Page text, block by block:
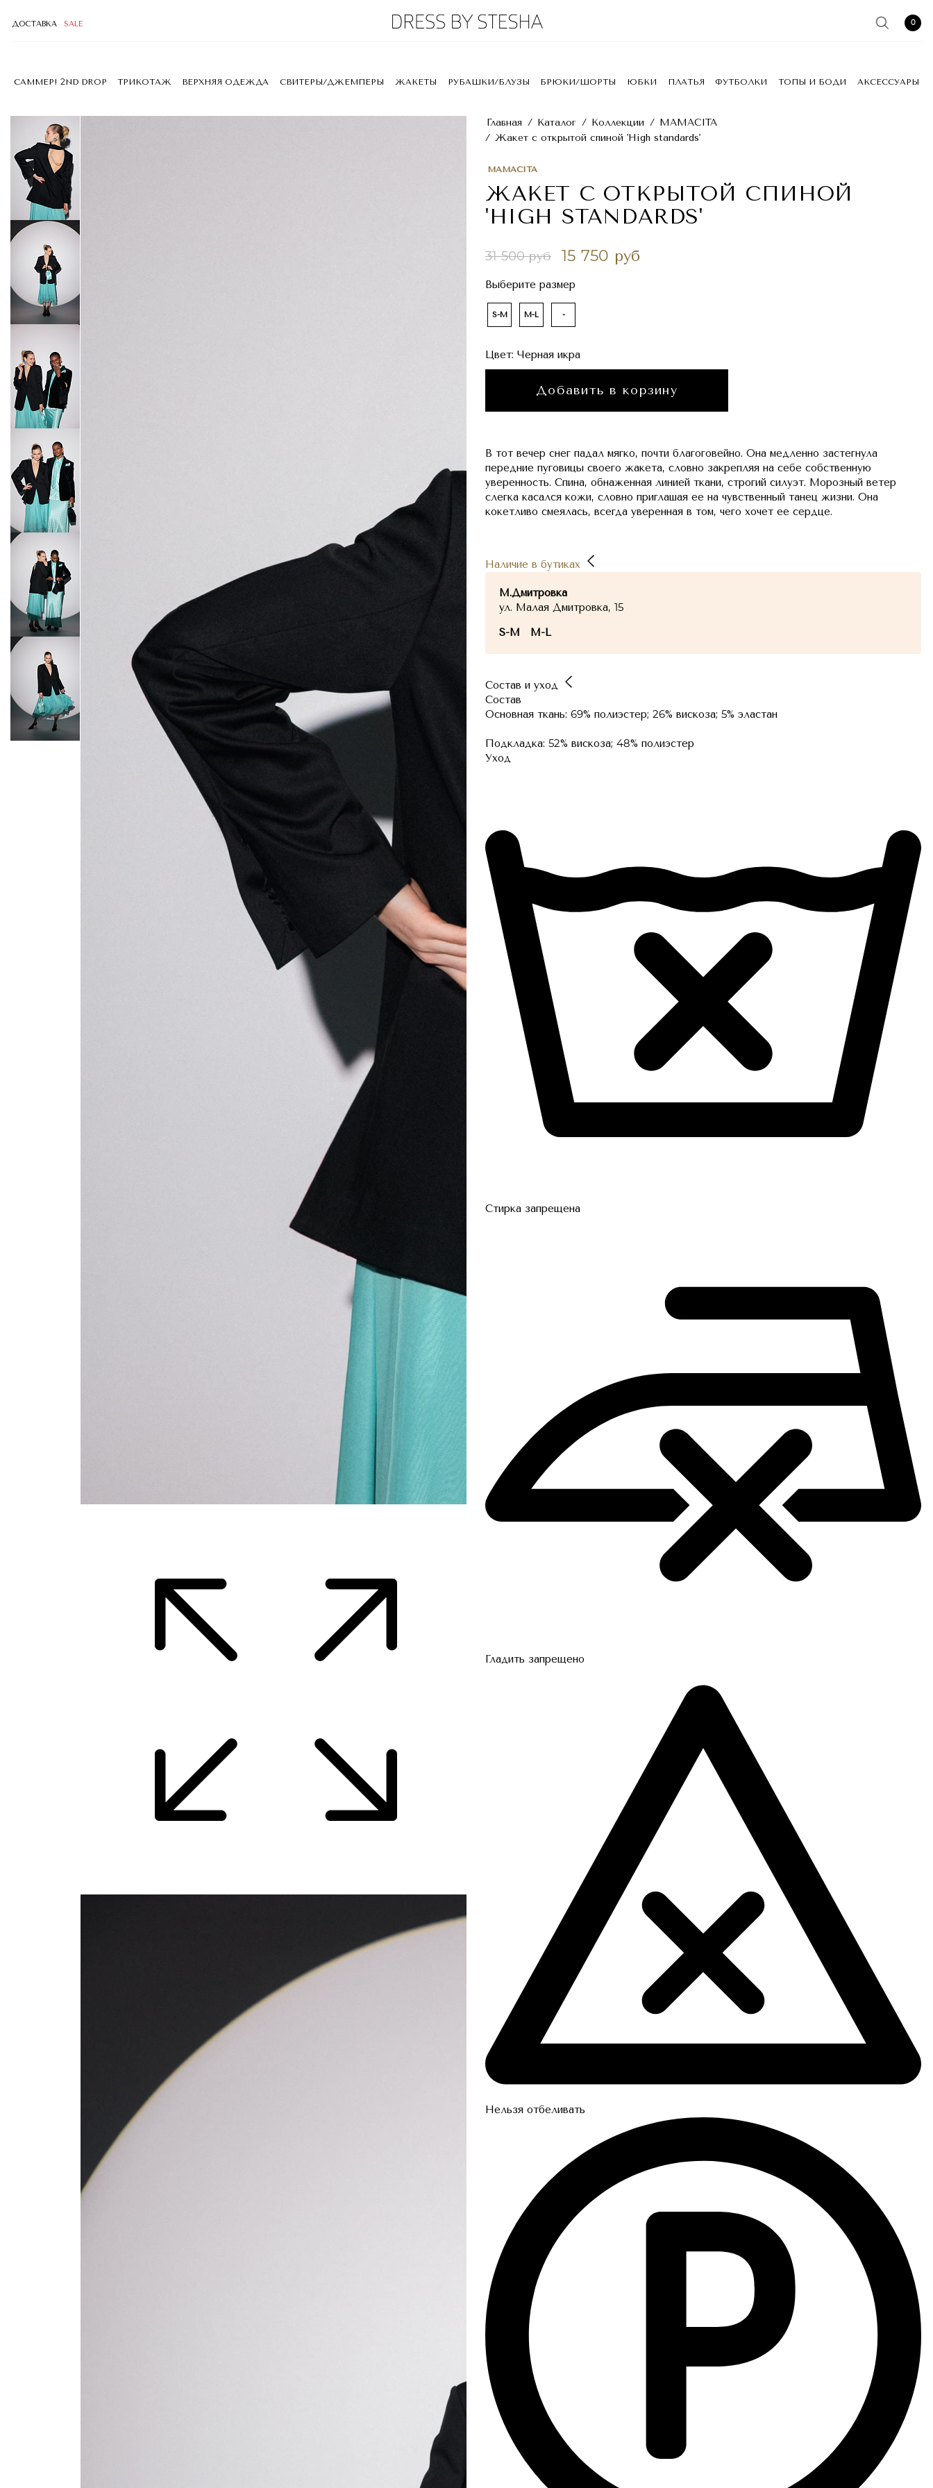
ДОСТАВКА SALE 0
САММЕР! 2ND DROP ТРИКОТАЖ ВЕРХНЯЯ ОДЕЖДА СВИТЕРЫ/ДЖЕМПЕРЫ ЖАКЕТЫ РУБАШКИ/БЛУЗЫ БРЮКИ/ШОРТЫ ЮБКИ ПЛАТЬЯ ФУТБОЛКИ ТОПЫ И БОДИ АКСЕССУАРЫ
Главная / Каталог / Коллекции / MAMACITA
/ Жакет с открытой спиной 'High standards'
MAMACITA
ЖАКЕТ С ОТКРЫТОЙ СПИНОЙ
'HIGH STANDARDS'
31 500 руб 15 750 руб
Выберите размер
S-M M-L -
Цвет: Черная икра
Добавить в корзину
В тот вечер снег падал мягко, почти благоговейно. Она медленно застегнула
передние пуговицы своего жакета, словно закрепляя на себе собственную
уверенность. Спина, обнаженная линией ткани, строгий силуэт. Морозный ветер
слегка касался кожи, словно приглашая ее на чувственный танец жизни. Она
кокетливо смеялась, всегда уверенная в том, чего хочет ее сердце.
Наличие в бутиках
М.Дмитровка
ул. Малая Дмитровка, 15
M-L
S-M
Состав и уход
Состав
Основная ткань: 69% полиэстер; 26% вискоза; 5% эластан
Подкладка: 52% вискоза; 48% полиэстер
Уход
Стирка запрещена
Гладить запрещено
Нельзя отбеливать